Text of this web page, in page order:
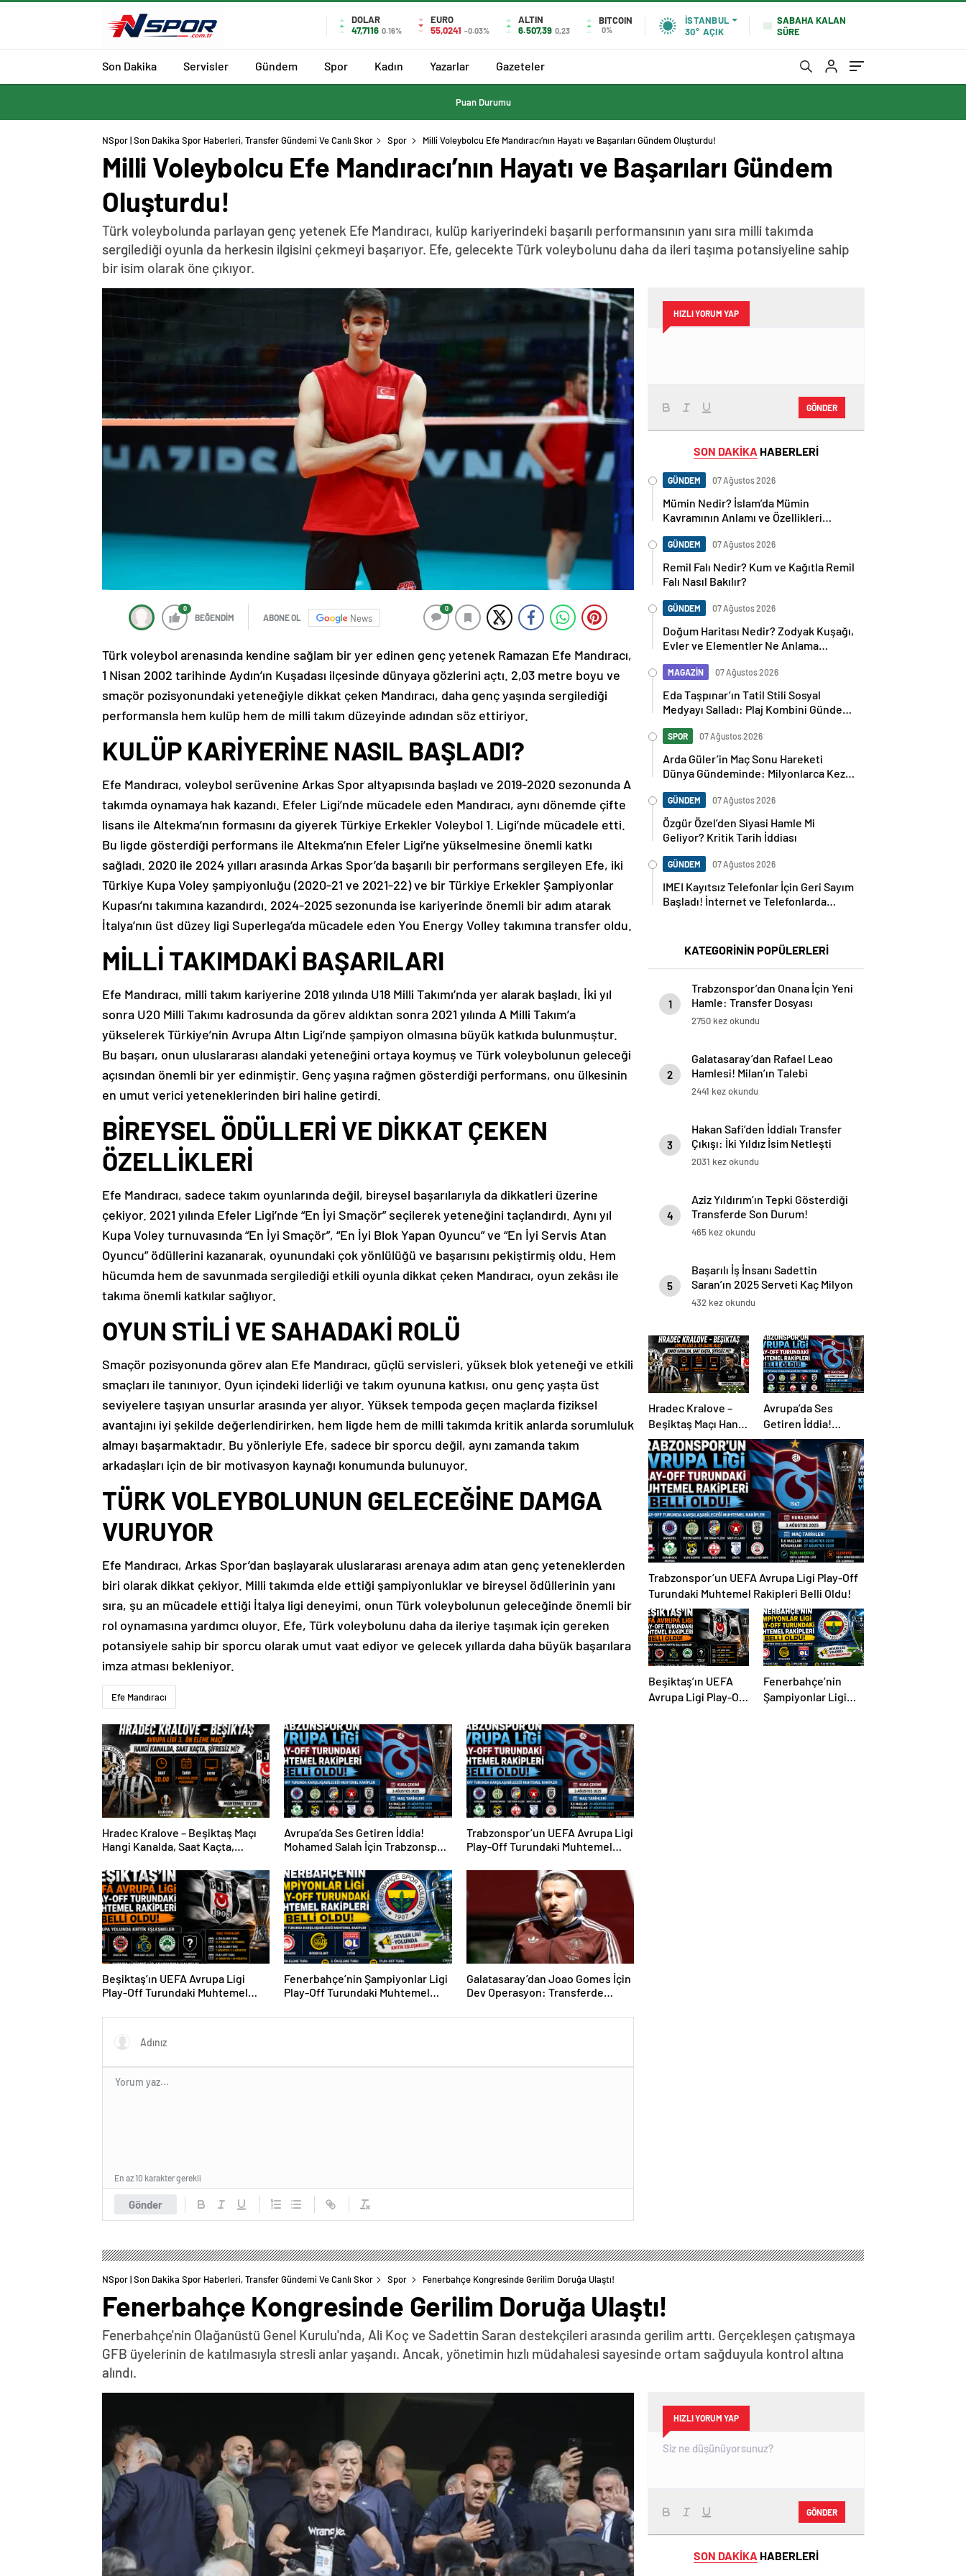
DOLAR
47,7116 0.16%
EURO
55,0241 -0.03%
ALTIN
6.507,39 0,23
BITCOIN
0%
İSTANBUL
30° AÇIK
SABAHA KALAN
SÜRE
Son Dakika Servisler Gündem Spor Kadın Yazarlar Gazeteler
Puan Durumu
NSpor | Son Dakika Spor Haberleri, Transfer Gündemi Ve Canlı Skor Spor Milli Voleybolcu Efe Mandıracı’nın Hayatı ve Başarıları Gündem Oluşturdu!
Milli Voleybolcu Efe Mandıracı’nın Hayatı ve Başarıları Gündem
Oluşturdu!
Türk voleybolunda parlayan genç yetenek Efe Mandıracı, kulüp kariyerindeki başarılı performansının yanı sıra milli takımda
sergilediği oyunla da herkesin ilgisini çekmeyi başarıyor. Efe, gelecekte Türk voleybolunu daha da ileri taşıma potansiyeline sahip
bir isim olarak öne çıkıyor.
0
BEĞENDİM ABONE OL News
0
Türk voleybol arenasında kendine sağlam bir yer edinen genç yetenek Ramazan Efe Mandıracı,
1 Nisan 2002 tarihinde Aydın’ın Kuşadası ilçesinde dünyaya gözlerini açtı. 2,03 metre boyu ve
smaçör pozisyonundaki yeteneğiyle dikkat çeken Mandıracı, daha genç yaşında sergilediği
performansla hem kulüp hem de milli takım düzeyinde adından söz ettiriyor.
KULÜP KARİYERİNE NASIL BAŞLADI?
Efe Mandıracı, voleybol serüvenine Arkas Spor altyapısında başladı ve 2019-2020 sezonunda A
takımda oynamaya hak kazandı. Efeler Ligi’nde mücadele eden Mandıracı, aynı dönemde çifte
lisans ile Altekma’nın formasını da giyerek Türkiye Erkekler Voleybol 1. Ligi’nde mücadele etti.
Bu ligde gösterdiği performans ile Altekma’nın Efeler Ligi’ne yükselmesine önemli katkı
sağladı. 2020 ile 2024 yılları arasında Arkas Spor’da başarılı bir performans sergileyen Efe, iki
Türkiye Kupa Voley şampiyonluğu (2020-21 ve 2021-22) ve bir Türkiye Erkekler Şampiyonlar
Kupası’nı takımına kazandırdı. 2024-2025 sezonunda ise kariyerinde önemli bir adım atarak
İtalya’nın üst düzey ligi Superlega’da mücadele eden You Energy Volley takımına transfer oldu.
MİLLİ TAKIMDAKİ BAŞARILARI
Efe Mandıracı, milli takım kariyerine 2018 yılında U18 Milli Takımı’nda yer alarak başladı. İki yıl
sonra U20 Milli Takımı kadrosunda da görev aldıktan sonra 2021 yılında A Milli Takım’a
yükselerek Türkiye’nin Avrupa Altın Ligi’nde şampiyon olmasına büyük katkıda bulunmuştur.
Bu başarı, onun uluslararası alandaki yeteneğini ortaya koymuş ve Türk voleybolunun geleceği
açısından önemli bir yer edinmiştir. Genç yaşına rağmen gösterdiği performans, onu ülkesinin
en umut verici yeteneklerinden biri haline getirdi.
BİREYSEL ÖDÜLLERİ VE DİKKAT ÇEKEN
ÖZELLİKLERİ
Efe Mandıracı, sadece takım oyunlarında değil, bireysel başarılarıyla da dikkatleri üzerine
çekiyor. 2021 yılında Efeler Ligi’nde “En İyi Smaçör” seçilerek yeteneğini taçlandırdı. Aynı yıl
Kupa Voley turnuvasında “En İyi Smaçör”, “En İyi Blok Yapan Oyuncu” ve “En İyi Servis Atan
Oyuncu” ödüllerini kazanarak, oyunundaki çok yönlülüğü ve başarısını pekiştirmiş oldu. Hem
hücumda hem de savunmada sergilediği etkili oyunla dikkat çeken Mandıracı, oyun zekâsı ile
takıma önemli katkılar sağlıyor.
OYUN STİLİ VE SAHADAKİ ROLÜ
Smaçör pozisyonunda görev alan Efe Mandıracı, güçlü servisleri, yüksek blok yeteneği ve etkili
smaçları ile tanınıyor. Oyun içindeki liderliği ve takım oyununa katkısı, onu genç yaşta üst
seviyelere taşıyan unsurlar arasında yer alıyor. Yüksek tempoda geçen maçlarda fiziksel
avantajını iyi şekilde değerlendirirken, hem ligde hem de milli takımda kritik anlarda sorumluluk
almayı başarmaktadır. Bu yönleriyle Efe, sadece bir sporcu değil, aynı zamanda takım
arkadaşları için de bir motivasyon kaynağı konumunda bulunuyor.
TÜRK VOLEYBOLUNUN GELECEĞİNE DAMGA
VURUYOR
Efe Mandıracı, Arkas Spor’dan başlayarak uluslararası arenaya adım atan genç yeteneklerden
biri olarak dikkat çekiyor. Milli takımda elde ettiği şampiyonluklar ve bireysel ödüllerinin yanı
sıra, şu an mücadele ettiği İtalya ligi deneyimi, onun Türk voleybolunun geleceğinde önemli bir
rol oynamasına yardımcı oluyor. Efe, Türk voleybolunu daha da ileriye taşımak için gereken
potansiyele sahip bir sporcu olarak umut vaat ediyor ve gelecek yıllarda daha büyük başarılara
imza atması bekleniyor.
Efe Mandıracı
Hradec Kralove – Beşiktaş Maçı
Hangi Kanalda, Saat Kaçta,
Avrupa’da Ses Getiren İddia!
Mohamed Salah İçin Trabzonspor
Trabzonspor’un UEFA Avrupa Ligi
Play-Off Turundaki Muhtemel
Beşiktaş’ın UEFA Avrupa Ligi
Play-Off Turundaki Muhtemel
Yolunda Kritik Eşleşmeler
Fenerbahçe’nin Şampiyonlar Ligi
Play-Off Turundaki Muhtemel
Galatasaray’dan Joao Gomes İçin
Dev Operasyon: Transferde
Gönder
En az 10 karakter gerekli
HIZLI YORUM YAP
GÖNDER
SON DAKİKA HABERLERİ
GÜNDEM 07 Ağustos 2026
Mümin Nedir? İslam’da Mümin
Kavramının Anlamı ve Özellikleri
GÜNDEM 07 Ağustos 2026
Remil Falı Nedir? Kum ve Kağıtla Remil
Falı Nasıl Bakılır?
GÜNDEM 07 Ağustos 2026
Doğum Haritası Nedir? Zodyak Kuşağı,
Evler ve Elementler Ne Anlama
MAGAZİN 07 Ağustos 2026
Eda Taşpınar’ın Tatil Stili Sosyal
Medyayı Salladı: Plaj Kombini Gündem
SPOR 07 Ağustos 2026
Arda Güler’in Maç Sonu Hareketi
Dünya Gündeminde: Milyonlarca Kez
GÜNDEM 07 Ağustos 2026
Özgür Özel’den Siyasi Hamle Mi
Geliyor? Kritik Tarih İddiası
GÜNDEM 07 Ağustos 2026
IMEI Kayıtsız Telefonlar İçin Geri Sayım
Başladı! İnternet ve Telefonlarda
KATEGORİNİN POPÜLERLERİ
1
Trabzonspor’dan Onana İçin Yeni
Hamle: Transfer Dosyası
Yeniden Açıldı
2750 kez okundu
2
Galatasaray’dan Rafael Leao
Hamlesi! Milan’ın Talebi
Transferde Dengeleri Değiştirdi
2441 kez okundu
3
Hakan Safi’den İddialı Transfer
Çıkışı: İki Yıldız İsim Netleşti
2031 kez okundu
4
Aziz Yıldırım’ın Tepki Gösterdiği
Transferde Son Durum!
Oyuncunun Geleceği Belli Oldu
465 kez okundu
5
Başarılı İş İnsanı Sadettin
Saran’ın 2025 Serveti Kaç Milyon
TL ve Dolar?
432 kez okundu
Hradec Kralove –
Beşiktaş Maçı Hangi
Kanalda, Saat
Kaçta, Şifresiz Mi?
Avrupa’da Ses
Getiren İddia!
Mohamed Salah İçin
Trabzonspor
Sürprizi
Trabzonspor’un UEFA Avrupa Ligi Play-Off
Turundaki Muhtemel Rakipleri Belli Oldu!
Beşiktaş’ın UEFA
Avrupa Ligi Play-Off
Fenerbahçe’nin
Şampiyonlar Ligi
NSpor | Son Dakika Spor Haberleri, Transfer Gündemi Ve Canlı Skor Spor Fenerbahçe Kongresinde Gerilim Doruğa Ulaştı!
Fenerbahçe Kongresinde Gerilim Doruğa Ulaştı!
Fenerbahçe'nin Olağanüstü Genel Kurulu'nda, Ali Koç ve Sadettin Saran destekçileri arasında gerilim arttı. Gerçekleşen çatışmaya
GFB üyelerinin de katılmasıyla stresli anlar yaşandı. Ancak, yönetimin hızlı müdahalesi sayesinde ortam sağduyula kontrol altına
alındı.
HIZLI YORUM YAP
GÖNDER
SON DAKİKA HABERLERİ